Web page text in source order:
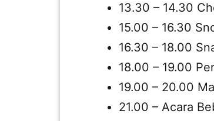
13.30 – 14.30
15.00 – 16.30
16.30 – 18.00
18.00 – 19.00
19.00 – 20.00
21.00 – Acara